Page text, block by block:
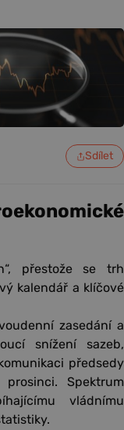
Sdílet
přestože se trh
kalendář a klíčové
zasedání a
snížení sazeb,
předsedy
Spektrum
vládnímu